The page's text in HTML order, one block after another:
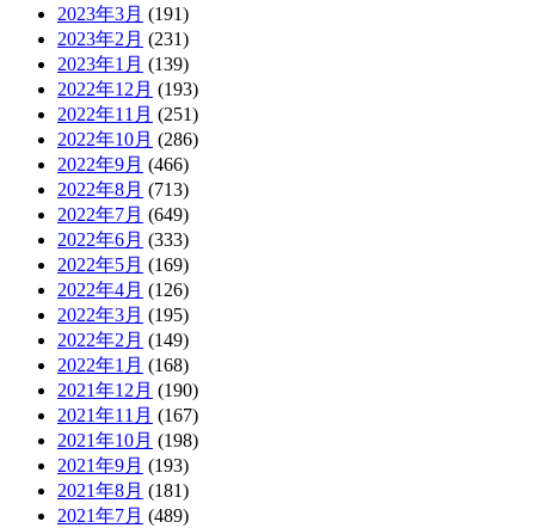
2023年3月 (191)
2023年2月 (231)
2023年1月 (139)
2022年12月 (193)
2022年11月 (251)
2022年10月 (286)
2022年9月 (466)
2022年8月 (713)
2022年7月 (649)
2022年6月 (333)
2022年5月 (169)
2022年4月 (126)
2022年3月 (195)
2022年2月 (149)
2022年1月 (168)
2021年12月 (190)
2021年11月 (167)
2021年10月 (198)
2021年9月 (193)
2021年8月 (181)
2021年7月 (489)